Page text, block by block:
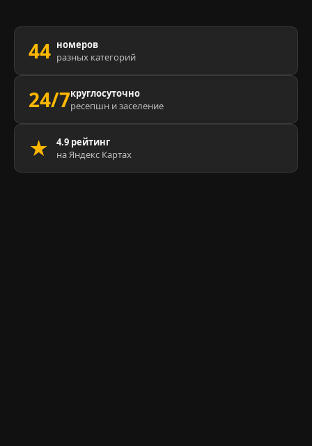
44 номеров
разных категорий
24/7круглосуточно
ресепшн и заселение
★
4.9 рейтинг
на Яндекс Картах